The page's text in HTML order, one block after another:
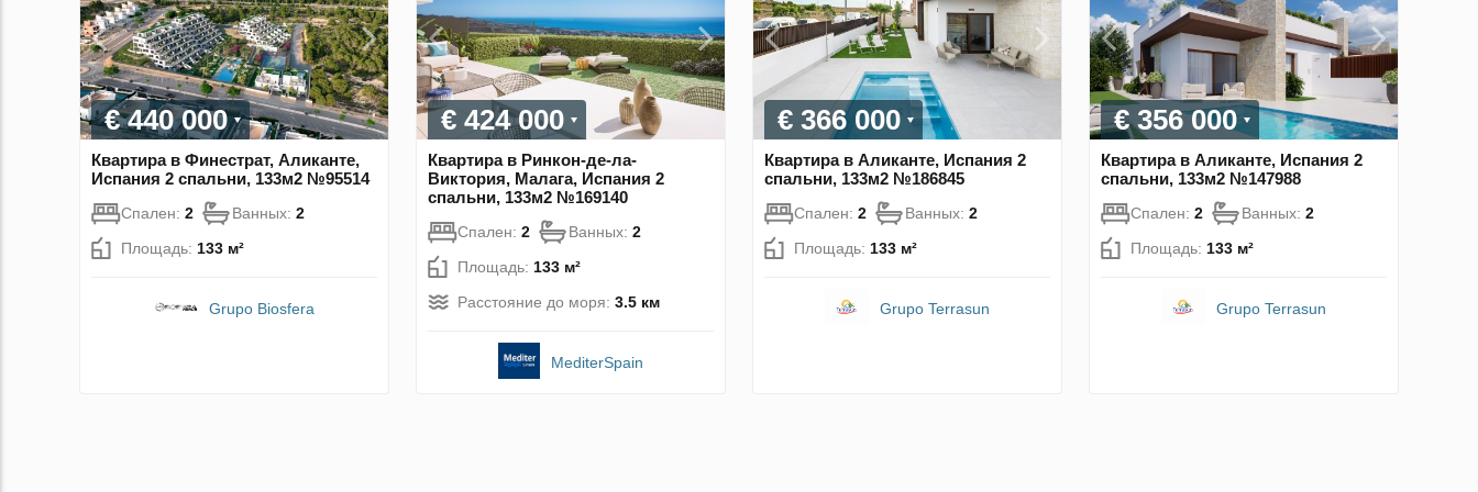
€ 440 000
Квартира в Финестрат, Аликанте,
Испания 2 спальни, 133м2 №95514
Спален: 2 Ванных: 2
Площадь: 133 м²
Grupo Biosfera
€ 424 000
Квартира в Ринкон-де-ла-
Виктория, Малага, Испания 2
спальни, 133м2 №169140
Спален: 2 Ванных: 2
Площадь: 133 м²
Расстояние до моря: 3.5 км
MediterSpain
€ 366 000
Квартира в Аликанте, Испания 2
спальни, 133м2 №186845
Спален: 2 Ванных: 2
Площадь: 133 м²
Grupo Terrasun
€ 356 000
Квартира в Аликанте, Испания 2
спальни, 133м2 №147988
Спален: 2 Ванных: 2
Площадь: 133 м²
Grupo Terrasun